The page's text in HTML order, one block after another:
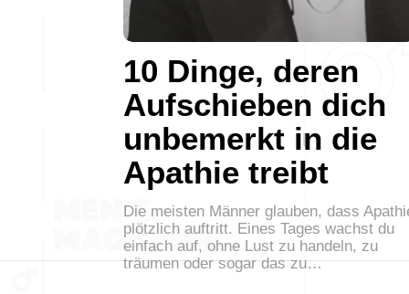
10 Dinge, deren
Aufschieben dich
unbemerkt in die
Apathie treibt
Die meisten Männer glauben, dass
plötzlich auftritt. Eines Tages wachst du
einfach auf, ohne Lust zu handeln, zu
träumen oder sogar das zu…